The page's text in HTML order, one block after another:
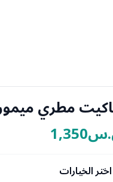
مطري
اختر الخيارات